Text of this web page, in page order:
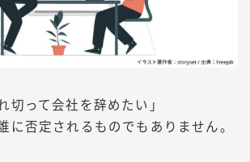
切って会社を辞めたい」
に否定されるものでもありません。